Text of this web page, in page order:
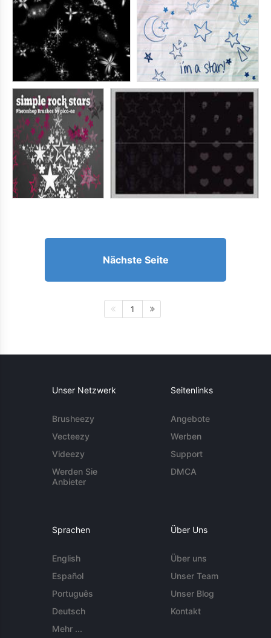
Nächste Seite
1
Unser Netzwerk
Brusheezy
Vecteezy
Videezy
Werden Sie
Anbieter
Seitenlinks
Angebote
Werben
Support
DMCA
Sprachen
English
Español
Português
Deutsch
Mehr ...
Über Uns
Über uns
Unser Team
Unser Blog
Kontakt